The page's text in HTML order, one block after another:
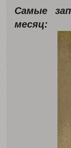
Самые
месяц: